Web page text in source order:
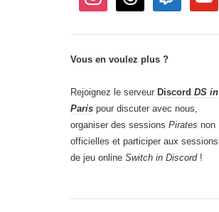
Vous en voulez plus ?
Rejoignez le serveur Discord DS in
Paris pour discuter avec nous,
organiser des sessions Pirates non
officielles et participer aux sessions
de jeu online Switch in Discord!